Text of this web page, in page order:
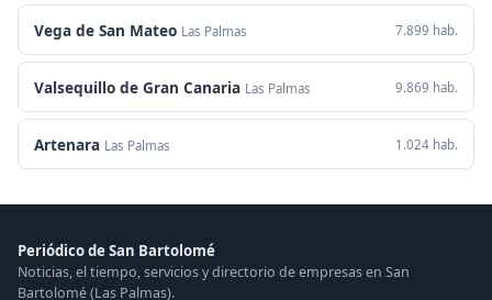
Vega de San Mateo Las Palmas 7.899 hab.
Valsequillo de Gran Canaria Las Palmas 9.869 hab.
Artenara Las Palmas 1.024 hab.
Periódico de San Bartolomé
Noticias, el tiempo, servicios y directorio de empresas en San
Bartolomé (Las Palmas).